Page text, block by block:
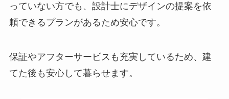
っていない方でも、設計士にデザインの提案を依
頼できるプランがあるため安心です。
保証やアフターサービスも充実しているため、建
てた後も安心して暮らせます。